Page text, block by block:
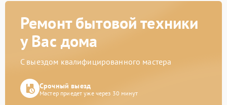
Ремонт бытовой техники
у Вас дома
С выездом квалифицированного мастера
Срочный выезд
Мастер приедет уже через 30 минут